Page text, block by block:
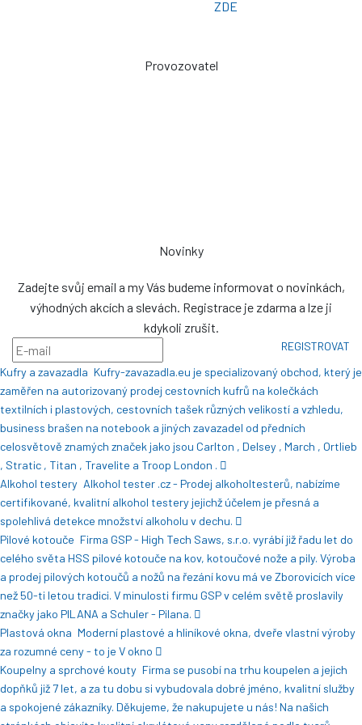
ZDE
Provozovatel
Novinky
Zadejte svůj email a my Vás budeme informovat o novinkách,
výhodných akcích a slevách. Registrace je zdarma a lze ji
kdykoli zrušit.
REGISTROVAT
Kufry a zavazadla Kufry-zavazadla.eu je specializovaný obchod, který je
zaměřen na autorizovaný prodej cestovních kufrů na kolečkách
textilních i plastových, cestovních tašek různých velikostí a vzhledu,
business brašen na notebook a jiných zavazadel od předních
celosvětově znamých značek jako jsou Carlton , Delsey , March , Ortlieb
, Stratic , Titan , Travelite a Troop London .
Alkohol testery Alkohol tester .cz - Prodej alkoholtesterů, nabízíme
certifikované, kvalitní alkohol testery jejichž účelem je přesná a
spolehlivá detekce množství alkoholu v dechu.
Pilové kotouče Firma GSP - High Tech Saws, s.r.o. vyrábí již řadu let do
celého světa HSS pilové kotouče na kov, kotoučové nože a pily. Výroba
a prodej pilových kotoučů a nožů na řezání kovu má ve Zborovicích více
než 50-ti letou tradici. V minulosti firmu GSP v celém světě proslavily
značky jako PILANA a Schuler - Pilana.
Plastová okna Moderní plastové a hliníkové okna, dveře vlastní výroby
za rozumné ceny - to je V okno
Koupelny a sprchové kouty Firma se pusobí na trhu koupelen a jejich
dopňků již 7 let, a za tu dobu si vybudovala dobré jméno, kvalitní služby
a spokojené zákazníky. Děkujeme, že nakupujete u nás! Na našich